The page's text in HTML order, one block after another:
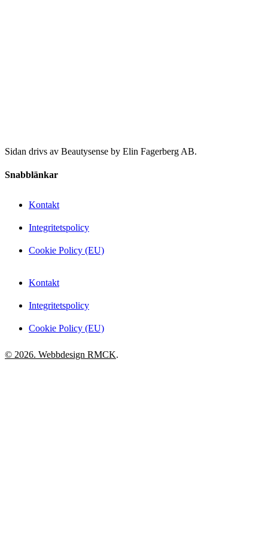
Sidan drivs av Beautysense by Elin Fagerberg AB.
Snabblänkar
Kontakt
Integritetspolicy
Cookie Policy (EU)
Kontakt
Integritetspolicy
Cookie Policy (EU)
© 2026. Webbdesign RMCK.